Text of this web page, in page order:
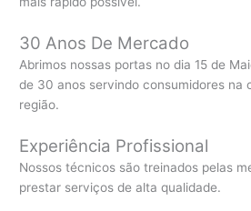
30 Anos De Mercado
Abrimos nossas portas no dia 15 de
de 30 anos servindo consumidores na
região.
Experiência Profissional
Nossos técnicos são treinados pelas
prestar serviços de alta qualidade.